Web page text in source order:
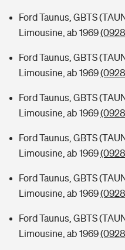
Ford Taunus, GBTS
Limousine, ab 1969
Ford Taunus, GBTS
Limousine, ab 1969
Ford Taunus, GBTS
Limousine, ab 1969
Ford Taunus, GBTS
Limousine, ab 1969
Ford Taunus, GBTS
Limousine, ab 1969
Ford Taunus, GBTS
Limousine, ab 1969